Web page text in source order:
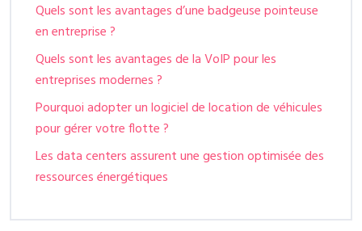
Quels sont les avantages d’une badgeuse pointeuse
en entreprise ?
Quels sont les avantages de la VoIP pour les
entreprises modernes ?
Pourquoi adopter un logiciel de location de véhicules
pour gérer votre flotte ?
Les data centers assurent une gestion optimisée des
ressources énergétiques